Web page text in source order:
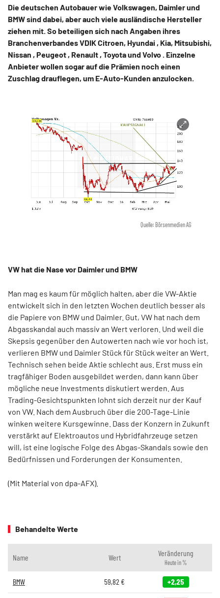
Die deutschen Autobauer wie Volkswagen, Daimler und
BMW sind dabei, aber auch viele ausländische Hersteller
ziehen mit. So beteiligen sich nach Angaben ihres
Branchenverbandes VDIK Citroen, Hyundai , Kia, Mitsubishi,
Nissan , Peugeot , Renault , Toyota und Volvo . Einzelne
Anbieter wollen sogar auf die Prämien noch einen
Zuschlag drauflegen, um E-Auto-Kunden anzulocken.
Quelle: Börsenmedien AG
VW hat die Nase vor Daimler und BMW
Man mag es kaum für möglich halten, aber die VW-Aktie
entwickelt sich in den letzten Wochen deutlich besser als
die Papiere von BMW und Daimler. Gut, VW hat nach dem
Abgasskandal auch massiv an Wert verloren. Und weil die
Skepsis gegenüber den Autowerten nach wie vor hoch ist,
verlieren BMW und Daimler Stück für Stück weiter an Wert.
Technisch sehen beide Aktie schlecht aus. Erst muss ein
tragfähiger Boden ausgebildet werden, dann kann über
mögliche neue Investments diskutiert werden. Aus
Trading-Gesichtspunkten lohnt sich derzeit nur der Kauf
von VW. Nach dem Ausbruch über die 200-Tage-Linie
winken weitere Kursgewinne. Dass der Konzern in Zukunft
verstärkt auf Elektroautos und Hybridfahrzeuge setzen
will, ist eine logische Folge des Abgas-Skandals sowie den
Bedürfnissen und Forderungen der Konsumenten.
(Mit Material von dpa-AFX).
Behandelte Werte
Name Wert Veränderung
Heute in %
BMW 59,82 € +2,25